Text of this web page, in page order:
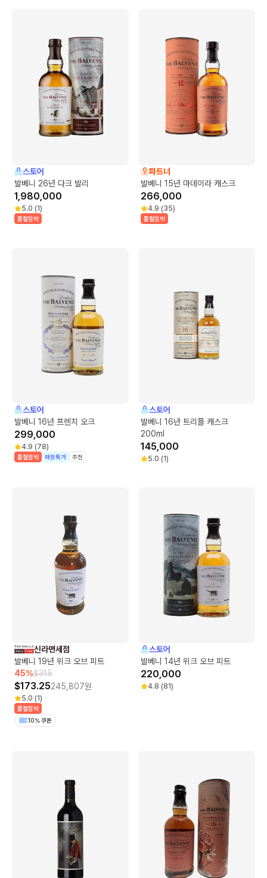
스토어
발베니 26년 다크 발리
1,980,000
5.0 (1)
품절임박
파트너
발베니 15년 마데이라 캐스크
266,000
4.9 (35)
품절임박
스토어
발베니 16년 프렌치 오크
299,000
4.9 (78)
품절임박 매장특가 추천
스토어
발베니 16년 트리플 캐스크
200ml
145,000
5.0 (1)
신라면세점
발베니 19년 위크 오브 피트
45%$315
$173.25245,807원
5.0 (1)
품절임박
10% 쿠폰
스토어
발베니 14년 위크 오브 피트
220,000
4.8 (81)